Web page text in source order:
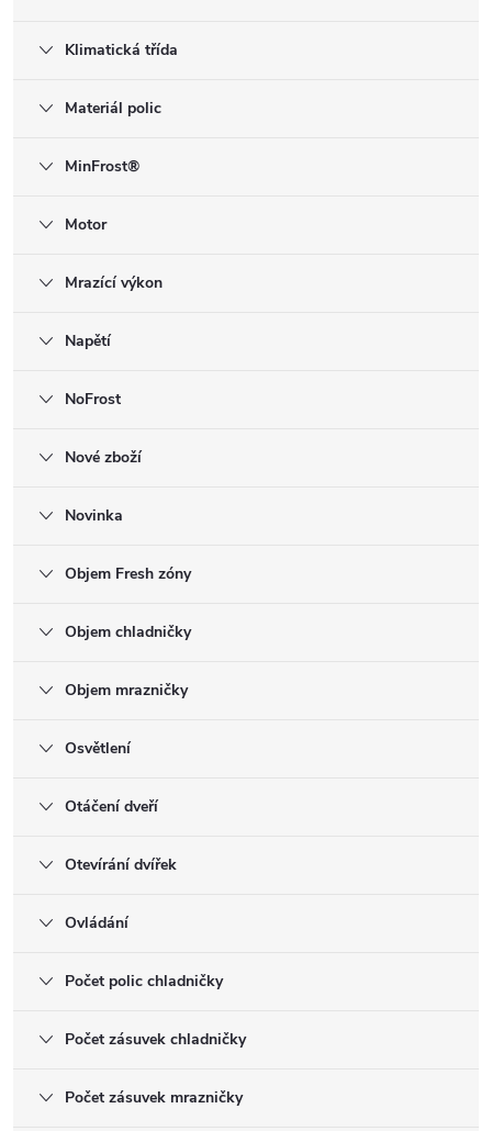
Klimatická třída
Materiál polic
MinFrost®
Motor
Mrazící výkon
Napětí
NoFrost
Nové zboží
Novinka
Objem Fresh zóny
Objem chladničky
Objem mrazničky
Osvětlení
Otáčení dveří
Otevírání dvířek
Ovládání
Počet polic chladničky
Počet zásuvek chladničky
Počet zásuvek mrazničky